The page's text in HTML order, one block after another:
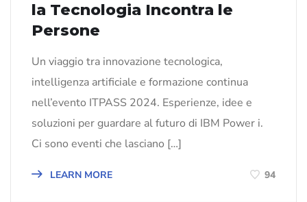
la Tecnologia Incontra le
Persone
Un viaggio tra innovazione tecnologica,
intelligenza artificiale e formazione continua
nell’evento ITPASS 2024. Esperienze, idee e
soluzioni per guardare al futuro di IBM Power i.
Ci sono eventi che lasciano […]
LEARN MORE 94